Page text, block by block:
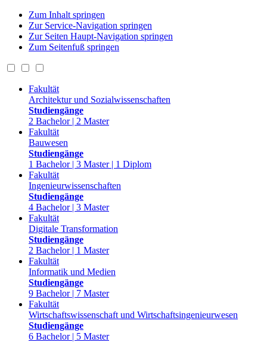
Zum Inhalt springen
Zur Service-Navigation springen
Zur Seiten Haupt-Navigation springen
Zum Seitenfuß springen
Fakultät
Architektur und Sozialwissenschaften
Studiengänge
2 Bachelor | 2 Master
Fakultät
Bauwesen
Studiengänge
1 Bachelor | 3 Master | 1 Diplom
Fakultät
Ingenieurwissenschaften
Studiengänge
4 Bachelor | 3 Master
Fakultät
Digitale Transformation
Studiengänge
2 Bachelor | 1 Master
Fakultät
Informatik und Medien
Studiengänge
9 Bachelor | 7 Master
Fakultät
Wirtschaftswissenschaft und Wirtschaftsingenieurwesen
Studiengänge
6 Bachelor | 5 Master